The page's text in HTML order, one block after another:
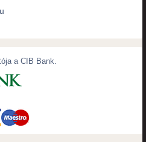
a CIB Bank.